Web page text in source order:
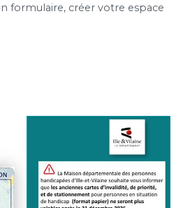
formulaire, créer votre espace